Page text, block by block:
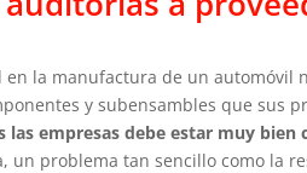
en la manufactura de un automóvil
y subensambles que sus
las empresas debe estar muy bien
un problema tan sencillo como la